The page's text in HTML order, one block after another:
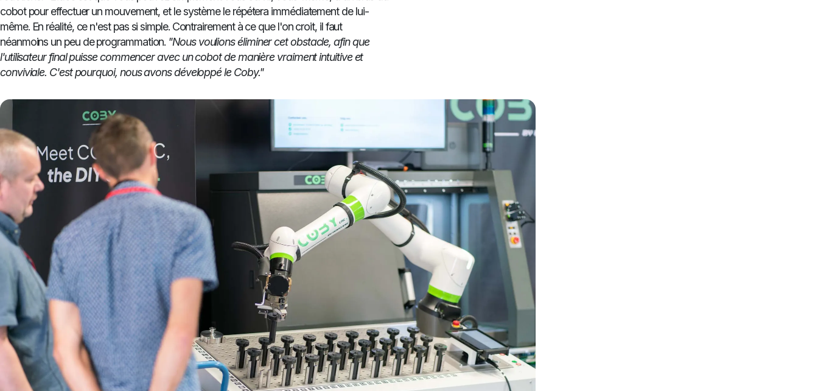
cobot pour effectuer un mouvement, et le système le répétera immédiatement de lui-
même. En réalité, ce n'est pas si simple. Contrairement à ce que l'on croit, il faut
néanmoins un peu de programmation. "Nous voulions éliminer cet obstacle, afin que
l'utilisateur final puisse commencer avec un cobot de manière vraiment intuitive et
conviviale. C'est pourquoi, nous avons développé le Coby."